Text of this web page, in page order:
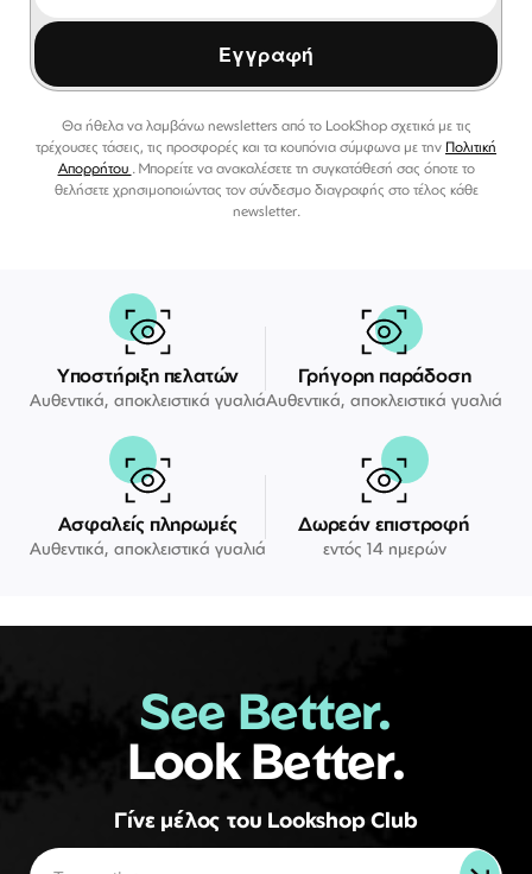
Εγγραφή
Θα ήθελα να λαμβάνω newsletters από το LookShop σχετικά με τις
τρέχουσες τάσεις, τις προσφορές και τα κουπόνια σύμφωνα με την Πολιτική
Απορρήτου . Μπορείτε να ανακαλέσετε τη συγκατάθεσή σας όποτε το
θελήσετε χρησιμοποιώντας τον σύνδεσμο διαγραφής στο τέλος κάθε
newsletter.
Υποστήριξη πελατών
Αυθεντικά, αποκλειστικά γυαλιά
Γρήγορη παράδοση
Αυθεντικά, αποκλειστικά γυαλιά
Ασφαλείς πληρωμές
Αυθεντικά, αποκλειστικά γυαλιά
Δωρεάν επιστροφή
εντός 14 ημερών
See Better.
Look Better.
Γίνε μέλος του Lookshop Club